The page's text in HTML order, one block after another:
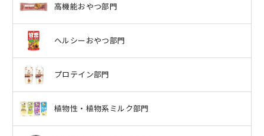
高機能おやつ部門
ヘルシーおやつ部門
プロテイン部門
植物性・植物系ミルク部門